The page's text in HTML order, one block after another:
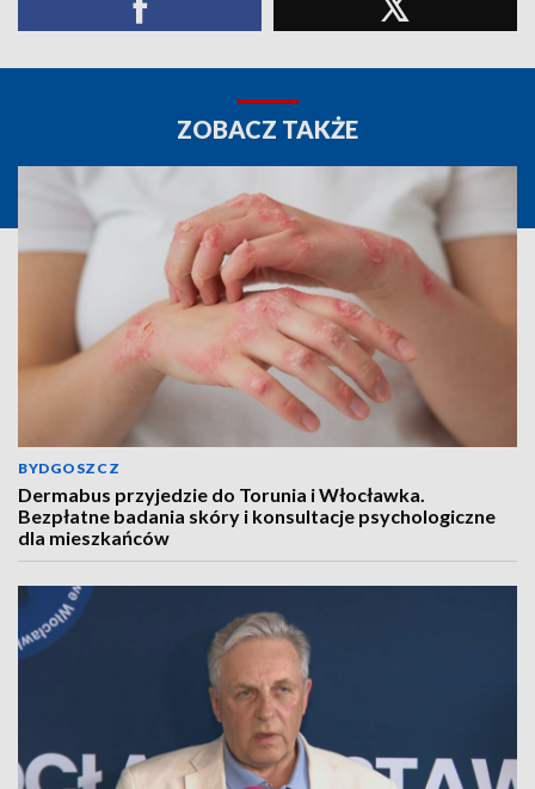
ZOBACZ TAKŻE
BYDGOSZCZ
Dermabus przyjedzie do Torunia i Włocławka.
Bezpłatne badania skóry i konsultacje psychologiczne
dla mieszkańców